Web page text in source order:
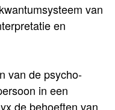
van
en
van de psycho-
in een
de behoeften van